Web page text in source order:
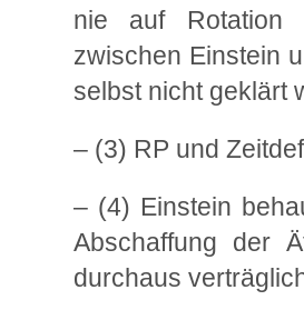
nie auf Rotation
zwischen Einstein
selbst nicht geklärt
– (3) RP und
– (4) Einstein
Abschaffung der
durchaus